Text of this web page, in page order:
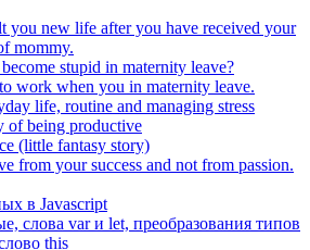
you new life after you have received your
mommy.
stupid in maternity leave?
work when you in maternity leave.
life, routine and managing stress
of being productive
(little fantasy story)
from your success and not from passion.
в Javascript
слова var и let, преобразования типов
this